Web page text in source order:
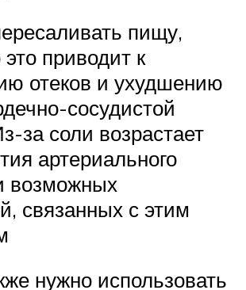
пищу,
приводит к
отеков и ухудшению
сосудистой
за соли возрастает
артериального
возможных
связанных с этим
нужно использовать